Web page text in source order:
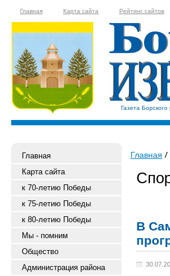
Главная Карта сайта Рейтинг сайтов
Газета
Главная
Карта сайта
к 70-летию Победы
к 75-летию Победы
к 80-летию Победы
Мы - помним
Общество
Администрация района
Главная
В